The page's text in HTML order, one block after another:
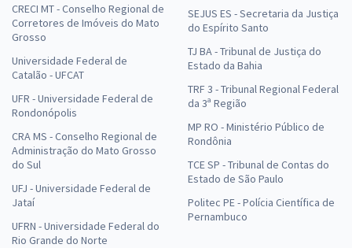
CRECI MT - Conselho Regional de
Corretores de Imóveis do Mato
Grosso
Universidade Federal de
Catalão - UFCAT
UFR - Universidade Federal de
Rondonópolis
CRA MS - Conselho Regional de
Administração do Mato Grosso
do Sul
UFJ - Universidade Federal de
Jataí
UFRN - Universidade Federal do
Rio Grande do Norte
SEJUS ES - Secretaria da Justiça
do Espírito Santo
TJ BA - Tribunal de Justiça do
Estado da Bahia
TRF 3 - Tribunal Regional Federal
da 3ª Região
MP RO - Ministério Público de
Rondônia
TCE SP - Tribunal de Contas do
Estado de São Paulo
Politec PE - Polícia Científica de
Pernambuco